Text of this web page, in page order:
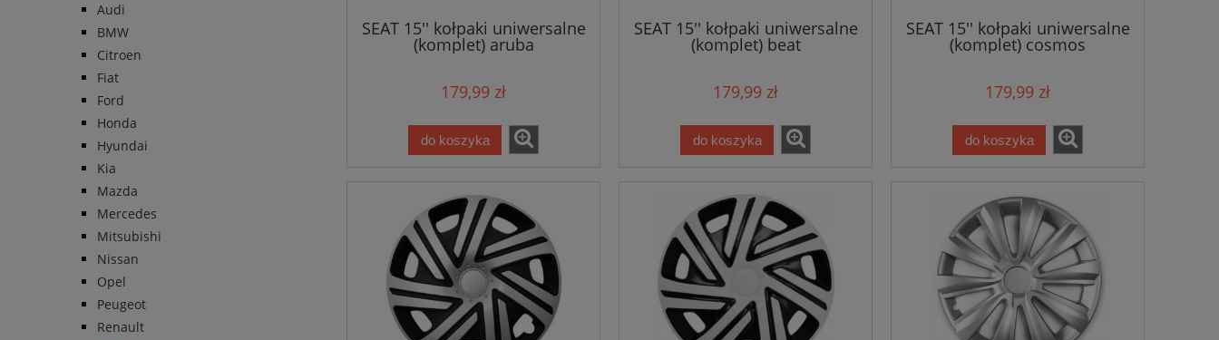
Audi
BMW
Citroen
Fiat
Ford
Honda
Hyundai
Kia
Mazda
Mercedes
Mitsubishi
Nissan
Opel
Peugeot
Renault
SEAT 15'' kołpaki uniwersalne
(komplet) aruba
179,99 zł
do koszyka
SEAT 15'' kołpaki uniwersalne
(komplet) beat
179,99 zł
do koszyka
SEAT 15'' kołpaki uniwersalne
(komplet) cosmos
179,99 zł
do koszyka